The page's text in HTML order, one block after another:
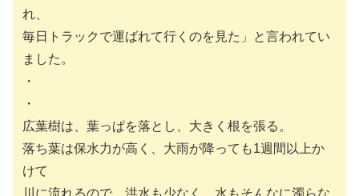
れ、
毎日トラックで運ばれて行くのを見た」と言われてい
ました。
・
・
広葉樹は、葉っぱを落とし、大きく根を張る。
落ち葉は保水力が高く、大雨が降っても1週間以上か
けて